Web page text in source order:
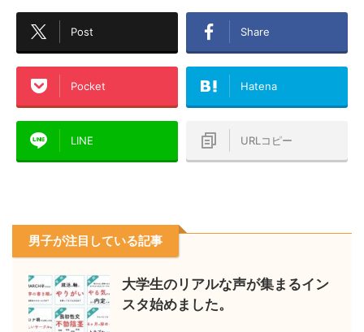
Post Share
Pocket Hatena
LINE URLコピー
男子が注目している記事
大学生のリアルな声が集まるイン
スタ始めました。